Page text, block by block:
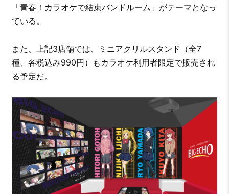
「青春！カラオケで結束バンドルーム」がテーマとなっ
ている。
また、上記3店舗では、ミニアクリルスタンド（全7
種、各税込み990円）もカラオケ利用者限定で販売され
る予定だ。